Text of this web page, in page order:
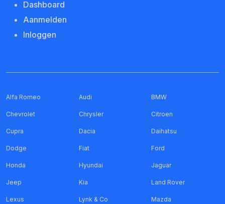
Dashboard
Aanmelden
Inloggen
Alfa Romeo Audi BMW
Chevrolet Chrysler Citroen
Cupra Dacia Daihatsu
Dodge Fiat Ford
Honda Hyundai Jaguar
Jeep Kia Land Rover
Lexus Lynk & Co Mazda